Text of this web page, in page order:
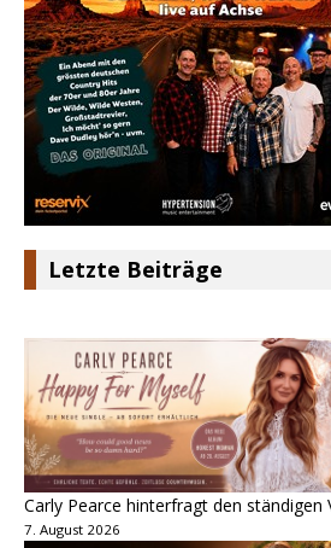
Letzte Beiträge
Carly Pearce hinterfragt den ständigen
7. August 2026